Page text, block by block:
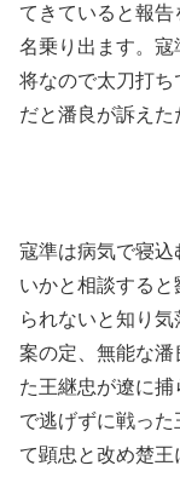
てきていると報
名乗り出ます。
将なので太刀打
だと潘良が訴えた
寇準は病気で寝
いかと相談する
られないと知り気
案の定、無能な
た王継忠が遼に
で逃げずに戦った
て顕忠と改め楚王